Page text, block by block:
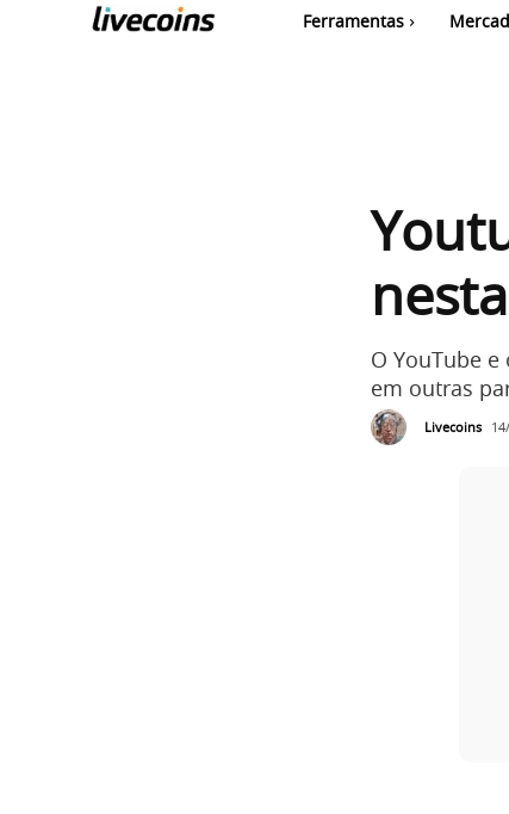
Ferramentas
O YouTube
em outras
Livecoins